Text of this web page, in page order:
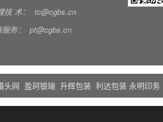
技 术：
tc@cgbs.cn
务：
pt@cgbs.cn
头网 盈珂银瑞 升辉包装 利达包装 永明印务